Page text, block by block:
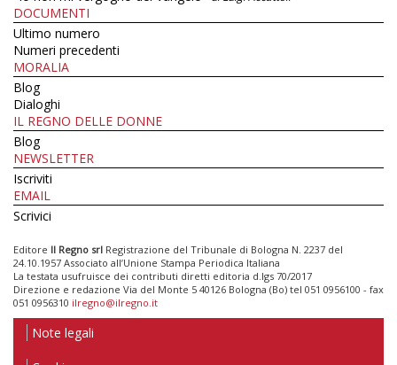
DOCUMENTI
Ultimo numero
Numeri precedenti
MORALIA
Blog
Dialoghi
IL REGNO DELLE DONNE
Blog
NEWSLETTER
Iscriviti
EMAIL
Scrivici
Editore Il Regno srl Registrazione del Tribunale di Bologna N. 2237 del
24.10.1957 Associato all’Unione Stampa Periodica Italiana
La testata usufruisce dei contributi diretti editoria d.lgs 70/2017
Direzione e redazione Via del Monte 5 40126 Bologna (Bo) tel 051 0956100 - fax
051 0956310 ilregno@ilregno.it
Note legali